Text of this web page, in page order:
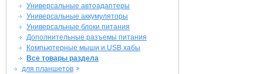
Универсальные автоадаптеры
Универсальные аккумуляторы
Универсальные блоки питания
Дополнительные разъемы питания
Компьютерные мыши и USB хабы
Все товары раздела
для планшетов